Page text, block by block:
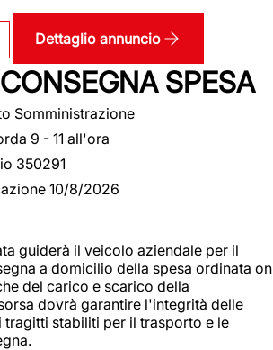
Dettaglio annuncio
SPESA
Somministrazione
9 - 11 all'ora
350291
10/8/2026
guiderà il veicolo aziendale per il
a domicilio della spesa ordinata on
del carico e scarico della
dovrà garantire l'integrità delle
tragitti stabiliti per il trasporto e le